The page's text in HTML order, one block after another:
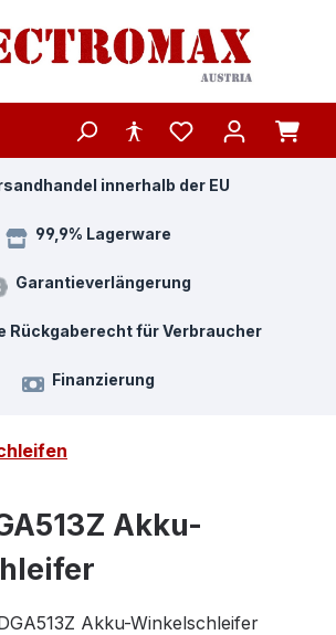
innerhalb der EU
99,9% Lagerware
Garantieverlängerung
Rückgaberecht für Verbraucher
Finanzierung
Akku-